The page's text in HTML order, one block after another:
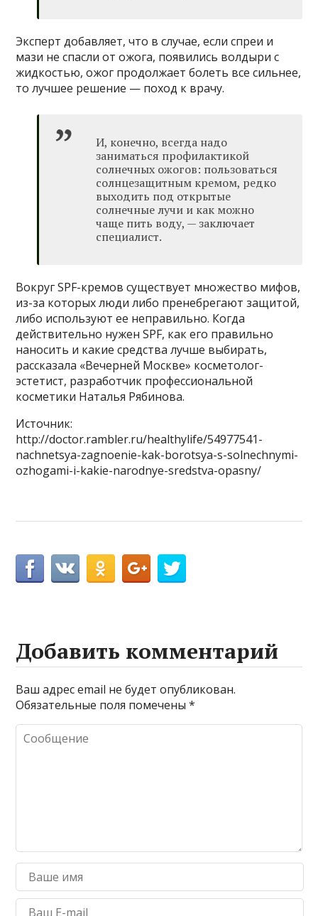
Эксперт добавляет, что в случае, если спреи и
мази не спасли от ожога, появились волдыри с
жидкостью, ожог продолжает болеть все сильнее,
то лучшее решение — поход к врачу.
И, конечно, всегда надо
заниматься профилактикой
солнечных ожогов: пользоваться
солнцезащитным кремом, редко
выходить под открытые
солнечные лучи и как можно
чаще пить воду, — заключает
специалист.
Вокруг SPF-кремов существует множество мифов,
из-за которых люди либо пренебрегают защитой,
либо используют ее неправильно. Когда
действительно нужен SPF, как его правильно
наносить и какие средства лучше выбирать,
рассказала «Вечерней Москве» косметолог-
эстетист, разработчик профессиональной
косметики Наталья Рябинова.
Источник:
http://doctor.rambler.ru/healthylife/54977541-
nachnetsya-zagnoenie-kak-borotsya-s-solnechnymi-
ozhogami-i-kakie-narodnye-sredstva-opasny/
Добавить комментарий
Ваш адрес email не будет опубликован.
Обязательные поля помечены*